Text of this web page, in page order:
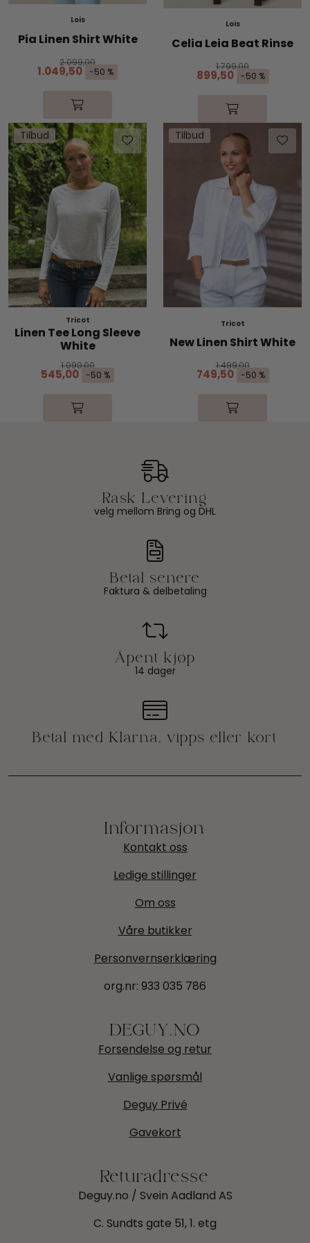
Lois
Pia Linen Shirt White
2.099,00
1.049,50 -50 %
Lois
Celia Leia Beat Rinse
1.799,00
899,50 -50 %
Tilbud
Tricot
Linen Tee Long Sleeve
White
1.090,00
545,00 -50 %
Tilbud
Tricot
New Linen Shirt White
1.499,00
749,50 -50 %
velg mellom Bring og DHL
Faktura & delbetaling
14 dager
Kontakt oss
Ledige stillinger
Om oss
Våre butikker
Personvernserklæring
org.nr: 933 035 786
Forsendelse og retur
Vanlige spørsmål
Deguy Privé
Gavekort
Deguy.no / Svein Aadland AS
C. Sundts gate 51, 1. etg